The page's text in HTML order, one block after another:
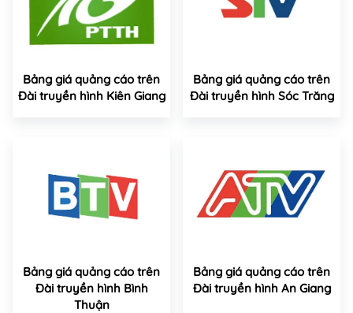
Bảng giá quảng cáo trên
Đài truyền hình Kiên Giang
Bảng giá quảng cáo trên
Đài truyền hình Sóc Trăng
Bảng giá quảng cáo trên
Đài truyền hình Bình
Thuận
Bảng giá quảng cáo trên
Đài truyền hình An Giang